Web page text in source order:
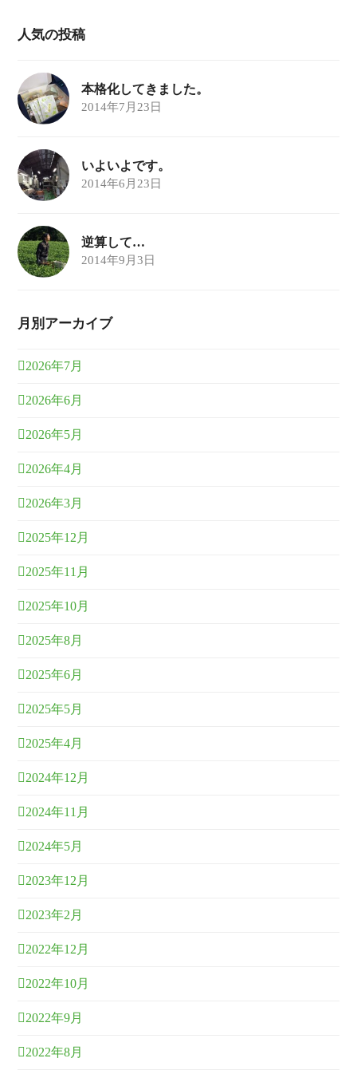
人気の投稿
本格化してきました。
2014年7月23日
いよいよです。
2014年6月23日
逆算して…
2014年9月3日
月別アーカイブ
2026年7月
2026年6月
2026年5月
2026年4月
2026年3月
2025年12月
2025年11月
2025年10月
2025年8月
2025年6月
2025年5月
2025年4月
2024年12月
2024年11月
2024年5月
2023年12月
2023年2月
2022年12月
2022年10月
2022年9月
2022年8月